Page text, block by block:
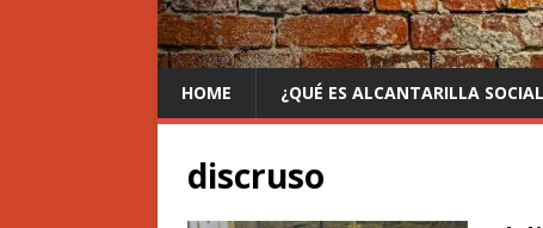
HOME ¿QUÉ ES ALCANTARILLA
discruso